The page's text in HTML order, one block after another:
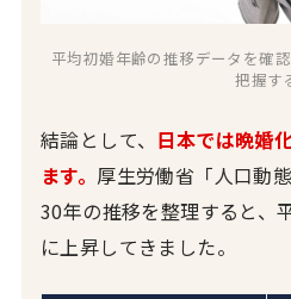
平均初婚年齢の推移データを確
把握す
結論として、 日本では晩婚
ます。 厚生労働省「人口動
30年の推移を整理すると、
に上昇してきました。